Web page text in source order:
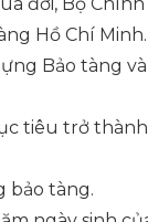
Hồ Chí Minh.
Bảo tàng
tiêu trở
bảo tàng.